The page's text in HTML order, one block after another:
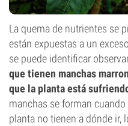
La quema de nutrientes se
están expuestas a un
se puede identificar
que tienen manchas
que la planta está
manchas se forman
planta no tienen a dónde ir,